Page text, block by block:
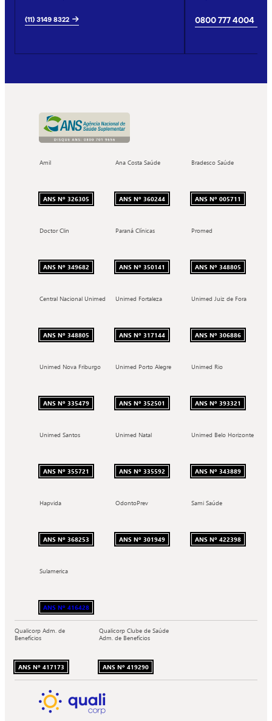
(11) 3149 8322 0800 777 4004
Amil
ANS Nº 326305
Ana Costa Saúde
ANS Nº 360244
Bradesco Saúde
ANS Nº 005711
Doctor Clin
ANS Nº 349682
Paraná Clínicas
ANS Nº 350141
Promed
ANS Nº 348805
Central Nacional Unimed
ANS Nº 348805
Unimed Fortaleza
ANS Nº 317144
Unimed Juiz de Fora
ANS Nº 306886
Unimed Nova Friburgo
ANS Nº 335479
Unimed Porto Alegre
ANS Nº 352501
Unimed Rio
ANS Nº 393321
Unimed Santos
ANS Nº 355721
Unimed Natal
ANS Nº 335592
Unimed Belo Horizonte
ANS Nº 343889
Hapvida
ANS Nº 368253
OdontoPrev
ANS Nº 301949
Sami Saúde
ANS Nº 422398
Sulamerica
ANS Nº 416428
Qualicorp Adm. de
Benefícios
ANS Nº 417173
Qualicorp Clube de Saúde
Adm. de Benefícios
ANS Nº 419290